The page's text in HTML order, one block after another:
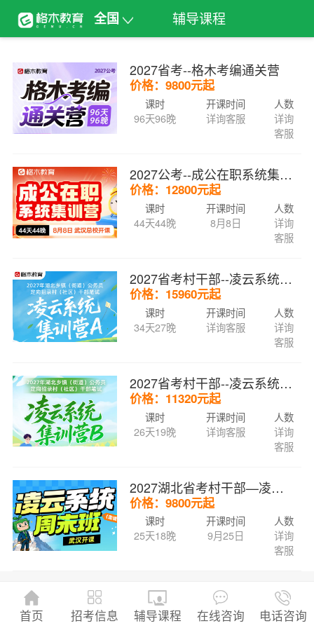
全国 辅导课程
首页 招考信息 辅导课程 在线咨询 电话咨询
2027省考--格木考编通关营
价格：9800元起
课时
96天96晚
开课时间
详询客服
人数
详询
客服
2027公考--成公在职系统集训营
价格：12800元起
课时
44天44晚
开课时间
8月8日
人数
详询
客服
2027省考村干部--凌云系统集训营A
价格：15960元起
课时
34天27晚
开课时间
详询客服
人数
详询
客服
2027省考村干部--凌云系统集训营B
价格：11320元起
课时
26天19晚
开课时间
详询客服
人数
详询
客服
2027湖北省考村干部—凌云系统周末班
价格：9800元起
课时
25天18晚
开课时间
9月25日
人数
详询
客服